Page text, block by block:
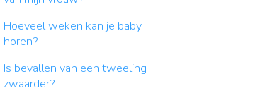
Hoeveel weken kan je baby
horen?
Is bevallen van een tweeling
zwaarder?